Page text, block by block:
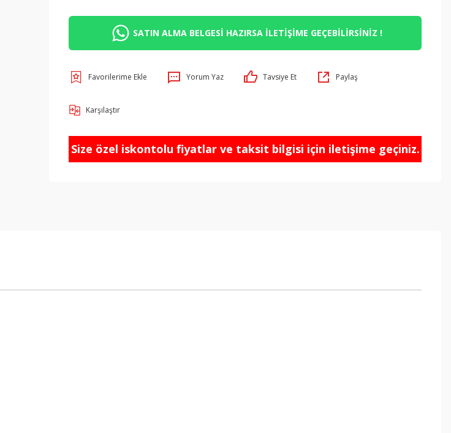
SATIN ALMA BELGESİ HAZIRSA İLETİŞİME GEÇEBİLİRSİNİZ !
Yorum Yaz Tavsiye Et Paylaş
Karşılaştır
Size özel iskontolu fiyatlar ve taksit bilgisi için iletişime geçiniz.